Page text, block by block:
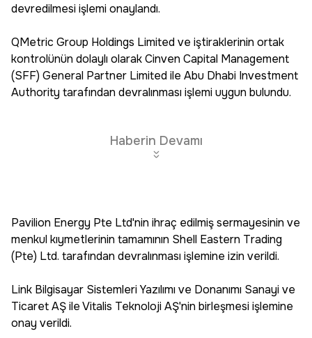
devredilmesi işlemi onaylandı.
QMetric Group Holdings Limited ve iştiraklerinin ortak
kontrolünün dolaylı olarak Cinven Capital Management
(SFF) General Partner Limited ile Abu Dhabi Investment
Authority tarafından devralınması işlemi uygun bulundu.
Haberin Devamı
Pavilion Energy Pte Ltd'nin ihraç edilmiş sermayesinin ve
menkul kıymetlerinin tamamının Shell Eastern Trading
(Pte) Ltd. tarafından devralınması işlemine izin verildi.
Link Bilgisayar Sistemleri Yazılımı ve Donanımı Sanayi ve
Ticaret AŞ ile Vitalis Teknoloji AŞ'nin birleşmesi işlemine
onay verildi.